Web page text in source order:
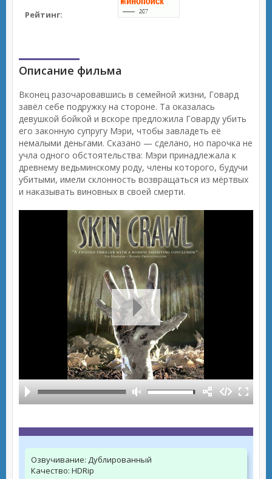
Рейтинг:
Описание фильма
Вконец разочаровавшись в семейной жизни, Говард
завёл себе подружку на стороне. Та оказалась
девушкой бойкой и вскоре предложила Говарду убить
его законную супругу Мэри, чтобы завладеть её
немалыми деньгами. Сказано — сделано, но парочка не
учла одного обстоятельства: Мэри принадлежала к
древнему ведьминскому роду, члены которого, будучи
убитыми, имели склонность возвращаться из мёртвых
и наказывать виновных в своей смерти.
Озвучивание: Дублированный
Качество: HDRip